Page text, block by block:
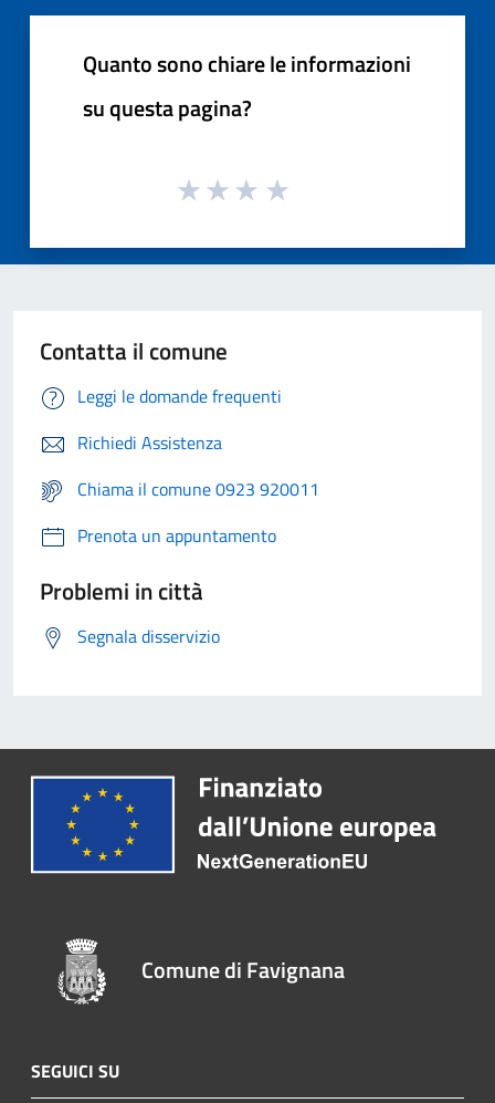
Quanto sono chiare le informazioni
su questa pagina?
Contatta il comune
Leggi le domande frequenti
Richiedi Assistenza
Chiama il comune 0923 920011
Prenota un appuntamento
Problemi in città
Segnala disservizio
Comune di Favignana
SEGUICI SU